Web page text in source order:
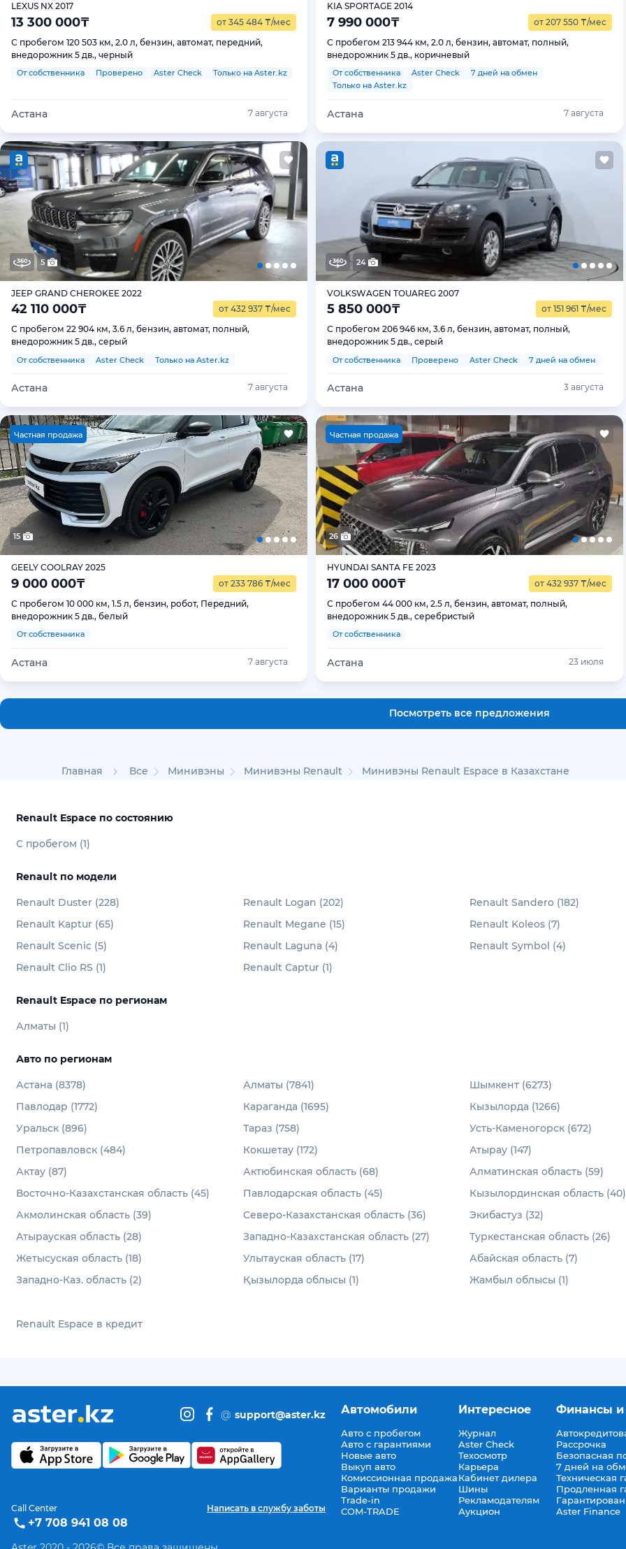
LEXUS NX 2017
13 300 000₸ от 345 484 ₸/мес
С пробегом 120 503 км, 2.0 л, бензин, автомат, передний,
внедорожник 5 дв., черный
От собственника Проверено Aster Check Только на Aster.kz
Астана 7 августа
KIA SPORTAGE 2014
7 990 000₸ от 207 550 ₸/мес
С пробегом 213 944 км, 2.0 л, бензин, автомат, полный,
внедорожник 5 дв., коричневый
От собственника Aster Check
7 дней на обмен
Только на Aster.kz
Астана 7 августа
5
JEEP GRAND CHEROKEE 2022
42 110 000₸ от 432 937 ₸/мес
С пробегом 22 904 км, 3.6 л, бензин, автомат, полный,
внедорожник 5 дв., серый
От собственника Aster Check Только на Aster.kz
Астана 7 августа
24
VOLKSWAGEN TOUAREG 2007
5 850 000₸ от 151 961 ₸/мес
С пробегом 206 946 км, 3.6 л, бензин, автомат, полный,
внедорожник 5 дв., серый
От собственника Проверено Aster Check 7 дней на обмен
Астана 3 августа
Частная продажа
15
GEELY COOLRAY 2025
9 000 000₸ от 233 786 ₸/мес
С пробегом 10 000 км, 1.5 л, бензин, робот, Передний,
внедорожник 5 дв., белый
От собственника
Астана 7 августа
Частная продажа
26
HYUNDAI SANTA FE 2023
17 000 000₸ от 432 937 ₸/мес
С пробегом 44 000 км, 2.5 л, бензин, автомат, полный,
внедорожник 5 дв., серебристый
От собственника
Астана 23 июля
Посмотреть все предложения
Главная Все Минивэны Минивэны Renault Минивэны Renault Espace в Казахстане
Renault Espace по состоянию
С пробегом (1)
Renault по модели
Renault Duster (228) Renault Logan (202)
Renault Sandero (182)
Renault Kaptur (65)
Renault Megane (15)
Renault Koleos (7)
Renault Scenic (5)
Renault Laguna (4)
Renault Symbol (4)
Renault Clio RS (1)
Renault Captur (1)
Renault Espace по регионам
Алматы (1)
Авто по регионам
Астана (8378) Алматы (7841)
Шымкент (6273)
Павлодар (1772)
Караганда (1695)
Кызылорда (1266)
Уральск (896)
Тараз (758)
Усть-Каменогорск (672)
Петропавловск (484)
Кокшетау (172)
Атырау (147)
Актау (87)
Актюбинская область (68)
Алматинская область (59)
Восточно-Казахстанская область (45)
Павлодарская область (45)
Кызылординская область (40)
Акмолинская область (39)
Северо-Казахстанская область (36)
Экибастуз (32)
Атырауская область (28)
Западно-Казахстанская область (27)
Туркестанская область (26)
Жетысуская область (18)
Улытауская область (17)
Абайская область (7)
Западно-Каз. область (2)
Қызылорда облысы (1) Жамбыл облысы (1)
Renault Espace в кредит
@ support@aster.kz
Call Center
+7 708 941 08 08
Написать в службу заботы
Автомобили
Авто с пробегом
Авто с гарантиями
Новые авто
Выкуп авто
Комиссионная продажа
Варианты продажи
Trade-in
COM-TRADE
Интересное
Журнал
Aster Check
Техосмотр
Карьера
Кабинет дилера
Шины
Рекламодателям
Аукцион
Финансы и
Рассрочка
Безопасная
7 дней на
Техническая
Продленная
Aster Finance